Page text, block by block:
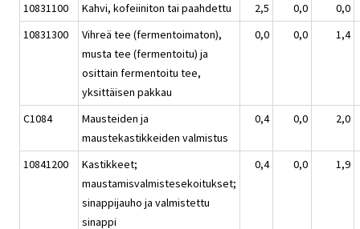
10831100
Kahvi, kofeiiniton tai paahdettu 2,5 0,0
0,0
10831300
Vihreä tee (fermentoimaton),
musta tee (fermentoitu) ja
osittain fermentoitu tee,
yksittäisen pakkau
0,0 0,0 1,4
C1084
Mausteiden ja
maustekastikkeiden valmistus
0,4 0,0 2,0
10841200
Kastikkeet;
maustamisvalmistesekoitukset;
sinappijauho ja valmistettu
sinappi
0,4 0,0 1,9